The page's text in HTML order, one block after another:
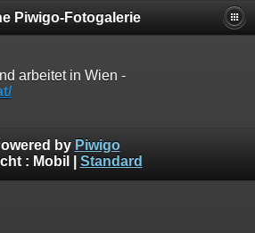
Piwigo-Fotogalerie
arbeitet in Wien -
by Piwigo
: Mobil Standard